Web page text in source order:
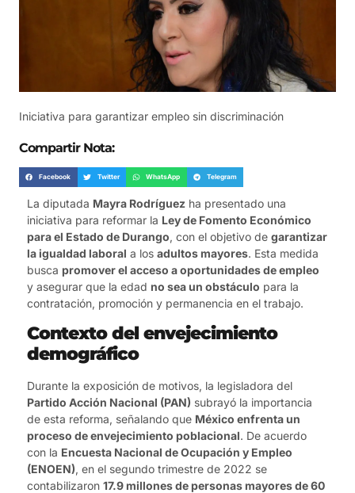
Iniciativa para garantizar empleo sin discriminación
Compartir Nota:
Facebook Twitter WhatsApp Telegram
La diputada Mayra Rodríguez ha presentado una
iniciativa para reformar la Ley de Fomento Económico
para el Estado de Durango, con el objetivo de garantizar
la igualdad laboral a los adultos mayores. Esta medida
busca promover el acceso a oportunidades de empleo
y asegurar que la edad no sea un obstáculo para la
contratación, promoción y permanencia en el trabajo.
Contexto del envejecimiento
demográfico
Durante la exposición de motivos, la legisladora del
Partido Acción Nacional (PAN) subrayó la importancia
de esta reforma, señalando que México enfrenta un
proceso de envejecimiento poblacional. De acuerdo
con la Encuesta Nacional de Ocupación y Empleo
(ENOEN), en el segundo trimestre de 2022 se
contabilizaron 17.9 millones de personas mayores de 60